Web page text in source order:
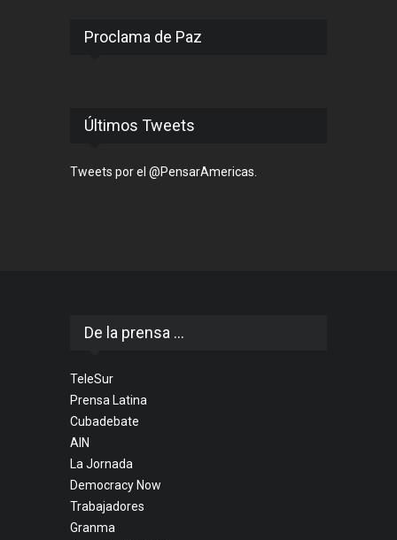
Proclama de Paz
Últimos Tweets
Tweets por el @PensarAmericas.
De la prensa ...
TeleSur
Prensa Latina
Cubadebate
AIN
La Jornada
Democracy Now
Trabajadores
Granma